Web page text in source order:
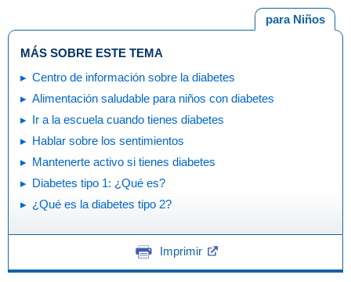
para Niños
MÁS SOBRE ESTE TEMA
Centro de información sobre la diabetes
Alimentación saludable para niños con diabetes
Ir a la escuela cuando tienes diabetes
Hablar sobre los sentimientos
Mantenerte activo si tienes diabetes
Diabetes tipo 1: ¿Qué es?
¿Qué es la diabetes tipo 2?
Imprimir